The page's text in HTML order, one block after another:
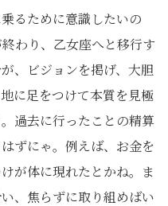
るために意識したいの
わり、乙女座へと移行す
、ビジョンを掲げ、大胆
に足をつけて本質を見極
過去に行ったことの精算
ずにゃ。例えば、お金を
が体に現れたとかね。ま
、焦らずに取り組めばい